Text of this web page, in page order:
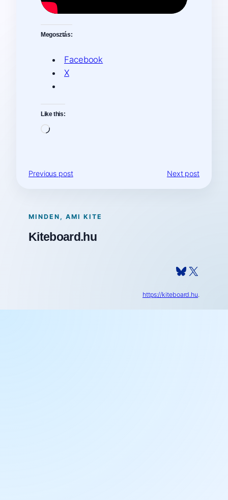
Megosztás:
Facebook
X
Like this:
Loading…
Previous post Next post
MINDEN, AMI KITE
Kiteboard.hu
Bluesky X
https://kiteboard.hu.